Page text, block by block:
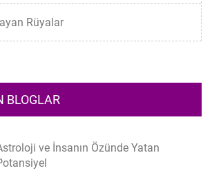
Rüyalar
BLOGLAR
ve İnsanın Özünde Yatan